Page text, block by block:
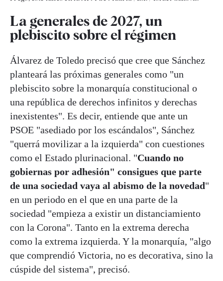
La generales de 2027, un
plebiscito sobre el régimen
Álvarez de Toledo precisó que cree que Sánchez
planteará las próximas generales como "un
plebiscito sobre la monarquía constitucional o
una república de derechos infinitos y derechas
inexistentes". Es decir, entiende que ante un
PSOE "asediado por los escándalos", Sánchez
"querrá movilizar a la izquierda" con cuestiones
como el Estado plurinacional. "Cuando no
gobiernas por adhesión" consigues que parte
de una sociedad vaya al abismo de la novedad"
en un periodo en el que en una parte de la
sociedad "empieza a existir un distanciamiento
con la Corona". Tanto en la extrema derecha
como la extrema izquierda. Y la monarquía, "algo
que comprendió Victoria, no es decorativa, sino la
cúspide del sistema", precisó.